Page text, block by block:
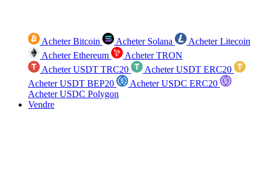
Acheter Bitcoin Acheter Solana
Acheter Litecoin
Acheter Ethereum
Acheter TRON
Acheter USDT TRC20
Acheter USDT ERC20
Acheter USDT BEP20
Acheter USDC ERC20
Acheter USDC Polygon
Vendre